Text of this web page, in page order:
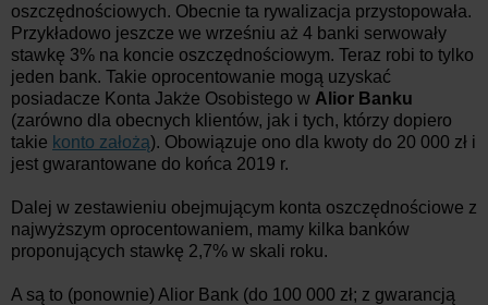
oszczędnościowych. Obecnie ta rywalizacja przystopowała.
Przykładowo jeszcze we wrześniu aż 4 banki serwowały
stawkę 3% na koncie oszczędnościowym. Teraz robi to tylko
jeden bank. Takie oprocentowanie mogą uzyskać
posiadacze Konta Jakże Osobistego w Alior Banku
(zarówno dla obecnych klientów, jak i tych, którzy dopiero
takie konto założą). Obowiązuje ono dla kwoty do 20 000 zł i
jest gwarantowane do końca 2019 r.
Dalej w zestawieniu obejmującym konta oszczędnościowe z
najwyższym oprocentowaniem, mamy kilka banków
proponujących stawkę 2,7% w skali roku.
A są to (ponownie) Alior Bank (do 100 000 zł; z gwarancją